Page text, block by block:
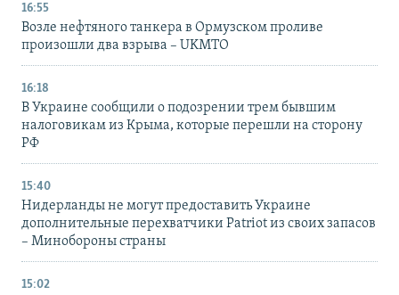
16:55
Возле нефтяного танкера в Ормузском проливе
произошли два взрыва – UKMTO
16:18
В Украине сообщили о подозрении трем бывшим
налоговикам из Крыма, которые перешли на сторону
РФ
15:40
Нидерланды не могут предоставить Украине
дополнительные перехватчики Patriot из своих запасов
– Минобороны страны
15:02